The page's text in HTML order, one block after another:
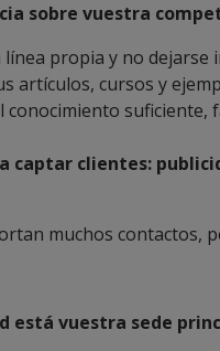
sobre vuestra
propia y no
artículos, cursos y
conocimiento suficiente,
captar clientes:
muchos contactos,
está vuestra sede